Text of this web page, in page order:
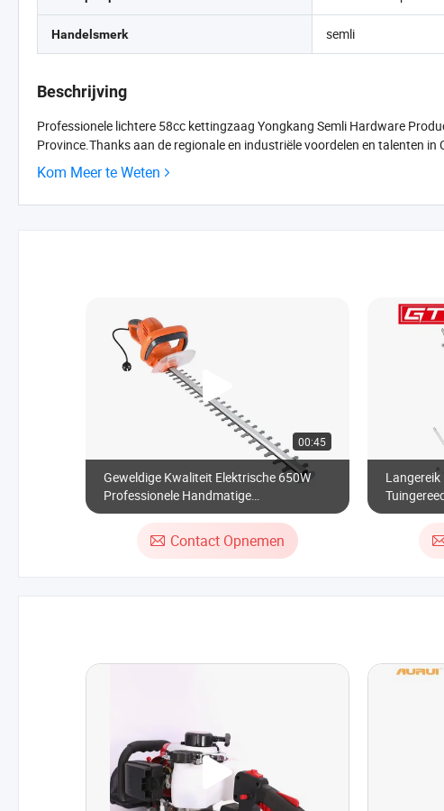
Handelsmerk semli
Beschrijving
Professionele lichtere 58cc kettingzaag Yongkang Semli Hardware
Province.Thanks aan de regionale en industriële voordelen en talenten in
Kom Meer te Weten
00:45
Geweldige Kwaliteit Elektrische 650W
Professionele Handmatige
Heggenschaar Snijgereedschappen
Goedgekeurd GS CE RoHS voor Tuin
Contact Opnemen
Cutter